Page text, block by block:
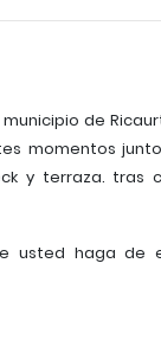
de
momentos
y terraza. tras
usted haga de